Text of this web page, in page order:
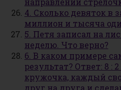
4. Сколько девяток в
миллион и тысяча
5. Петя записал на
неделю. Что верно?
6. В каком примере
результат? Ответ: 8 :
кружочка, каждый
друг на друга и